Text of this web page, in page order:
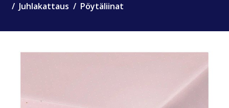
Juhlakattaus Pöytäliinat